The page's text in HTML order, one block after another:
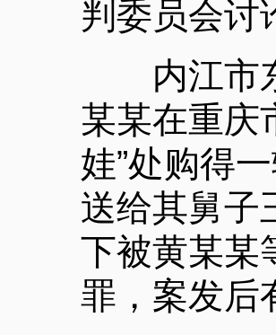
判委员会讨
内江市东
某某在重庆
娃”处购得
送给其舅子
下被黄某某
罪，案发后